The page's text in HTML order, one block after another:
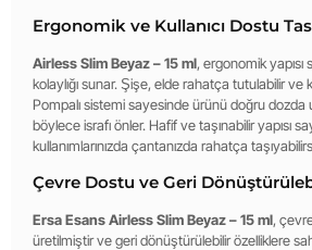
Ergonomik ve Kullanıcı Dostu
Airless Slim Beyaz – 15 ml, ergonomik yapısı
kolaylığı sunar. Şişe, elde rahatça tutulabilir ve
Pompalı sistemi sayesinde ürünü doğru dozda
böylece israfı önler. Hafif ve taşınabilir yapısı
kullanımlarınızda çantanızda rahatça
Çevre Dostu ve Geri
Ersa Esans Airless Slim Beyaz – 15 ml,
üretilmiştir ve geri dönüştürülebilir özelliklere